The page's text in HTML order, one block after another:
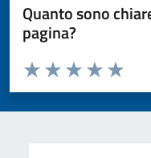
Quanto sono
pagina?
Valuta da 1 a 5 stelle la
Valuta
Valuta 4
Valuta 3 stelle
Valuta 2 stelle su 5
Valuta 1 stelle su 5